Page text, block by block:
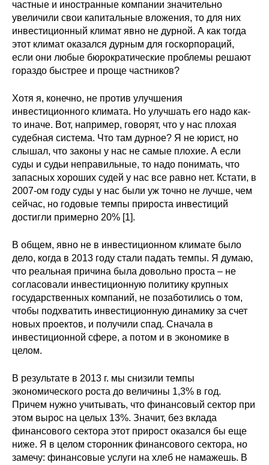
частные и иностранные компании значительно
увеличили свои капитальные вложения, то для них
инвестиционный климат явно не дурной. А как тогда
этот климат оказался дурным для госкорпораций,
если они любые бюрократические проблемы решают
гораздо быстрее и проще частников?
Хотя я, конечно, не против улучшения
инвестиционного климата. Но улучшать его надо как-
то иначе. Вот, например, говорят, что у нас плохая
судебная система. Что там дурное? Я не юрист, но
слышал, что законы у нас не самые плохие. А если
суды и судьи неправильные, то надо понимать, что
запасных хороших судей у нас все равно нет. Кстати, в
2007-ом году суды у нас были уж точно не лучше, чем
сейчас, но годовые темпы прироста инвестиций
достигли примерно 20% [1].
В общем, явно не в инвестиционном климате было
дело, когда в 2013 году стали падать темпы. Я думаю,
что реальная причина была довольно проста – не
согласовали инвестиционную политику крупных
государственных компаний, не позаботились о том,
чтобы подхватить инвестиционную динамику за счет
новых проектов, и получили спад. Сначала в
инвестиционной сфере, а потом и в экономике в
целом.
В результате в 2013 г. мы снизили темпы
экономического роста до величины 1,3% в год.
Причем нужно учитывать, что финансовый сектор при
этом вырос на целых 13%. Значит, без вклада
финансового сектора этот прирост оказался бы еще
ниже. Я в целом сторонник финансового сектора, но
замечу: финансовые услуги на хлеб не намажешь. В